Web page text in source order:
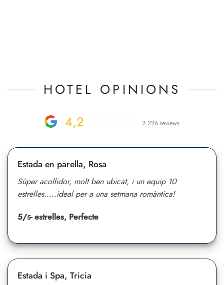
HOTEL OPINIONS
4,2 2.226 reviews
Estada en parella, Rosa
Súper acollidor, molt ben ubicat, i un equip 10
estrelles.....ideal per a una setmana romàntica!
5/5- estrelles, Perfecte
Estada i Spa, Tricia